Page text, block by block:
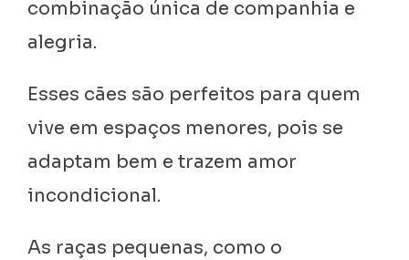
combinação única de companhia e
alegria.
Esses cães são perfeitos para quem
vive em espaços menores, pois se
adaptam bem e trazem amor
incondicional.
As raças pequenas, como o